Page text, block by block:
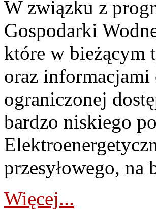
W związku z
Gospodarki
które w bieżącym
oraz
ograniczonej
bardzo niskiego
przesyłowego, na
Więcej...